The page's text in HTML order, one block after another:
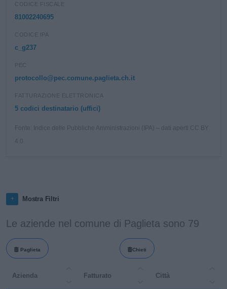
CODICE FISCALE
81002240695
CODICE IPA
c_g237
PEC
protocollo@pec.comune.paglieta.ch.it
FATTURAZIONE ELETTRONICA
5 codici destinatario (uffici)
Fonte: Indice delle Pubbliche Amministrazioni (IPA) – dati aperti CC BY
Mostra Filtri
Le aziende nel comune di Paglieta sono 79
Paglieta Chieti
Azienda Fatturato Città